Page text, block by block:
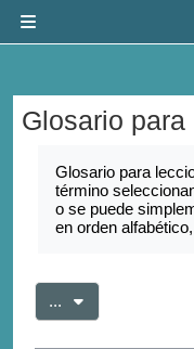
Glosario
Glosario para
término
o se puede
en orden
... Export entries